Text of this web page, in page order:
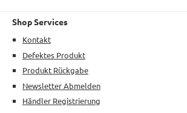
Shop Services
Kontakt
Defektes Produkt
Produkt Rückgabe
Newsletter Abmelden
Händler Registrierung